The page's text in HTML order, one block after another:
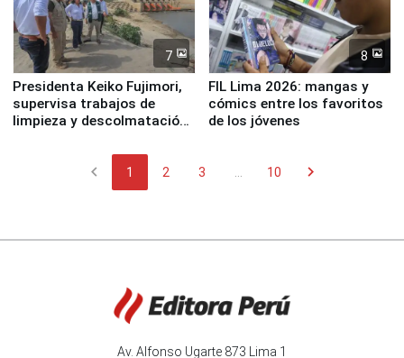
7
Presidenta Keiko Fujimori,
supervisa trabajos de
limpieza y descolmatación
8
FIL Lima 2026: mangas y
cómics entre los favoritos
de los jóvenes
chevron_left 1 2 3 10 chevron_right
Av. Alfonso Ugarte 873 Lima 1